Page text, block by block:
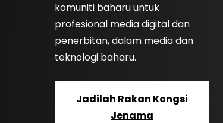
komuniti baharu untuk
profesional media digital dan
penerbitan, dalam media dan
teknologi baharu.
Jadilah Rakan Kongsi
Jenama